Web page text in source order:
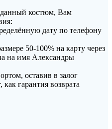
данный костюм, Вам
дату по телефону
50-100% на карту через
на имя Александры
оставив в залог
гарантия возврата